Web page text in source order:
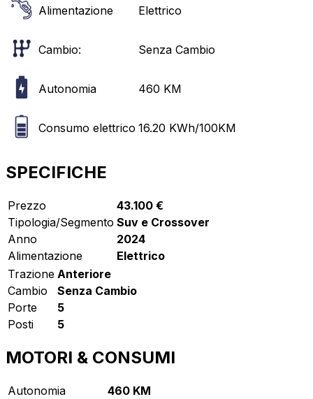
Alimentazione Elettrico
Cambio: Senza Cambio
Autonomia 460 KM
Consumo elettrico 16.20 KWh/100KM
SPECIFICHE
Prezzo
43.100 €
Tipologia/Segmento Suv e Crossover
Anno
2024
Alimentazione
Elettrico
Trazione Anteriore
Cambio
Senza Cambio
Porte
5
Posti
5
MOTORI & CONSUMI
Autonomia
460 KM